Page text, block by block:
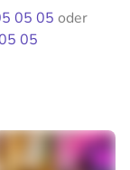
05 05 oder
05